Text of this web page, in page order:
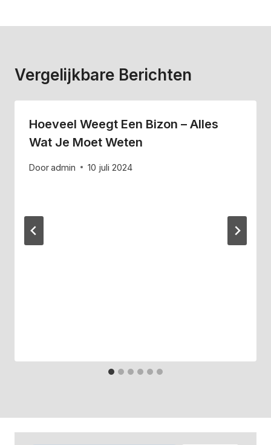
Vergelijkbare Berichten
Hoeveel Weegt Een Bizon – Alles
Wat Je Moet Weten
Dooradmin 10 juli 2024